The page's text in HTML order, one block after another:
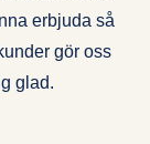
erbjuda så
gör oss
glad.